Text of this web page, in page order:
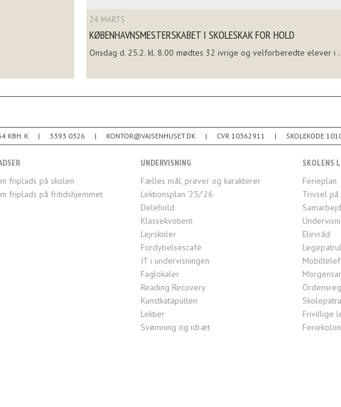
24. MARTS
KØBENHAVNSMESTERSKABET I SKOLESKAK FOR HOLD
Onsdag d. 25.2. kl. 8.00 mødtes 32 ivrige og velforberedte elever i
KBH. K 3393 0326 KONTOR@VAJSENHUSET.DK CVR 10362911 SKOLEKODE
friplads på skolen
friplads på fritidshjemmet
UNDERVISNING
Fælles mål, prøver og karakterer
Lektionsplan ’25/’26
Delehold
Klassekvotient
Lejrskoler
Fordybelsescafé
IT i undervisningen
Faglokaler
Reading Recovery
Kunstkatapulten
Lektier
Svømning og idræt
SKOLENS
Ferieplan
Trivsel på
Elevråd
Frivillige